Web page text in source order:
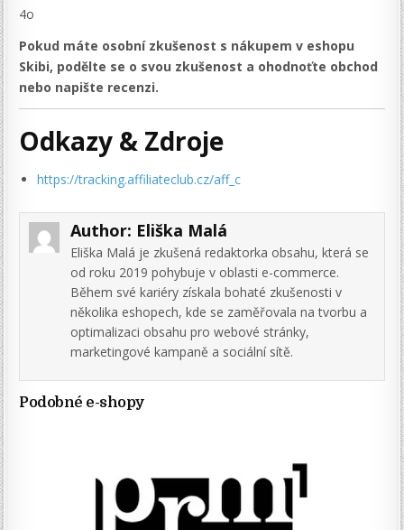
4o
Pokud máte osobní zkušenost s nákupem v eshopu
Skibi, podělte se o svou zkušenost a ohodnoťte obchod
nebo napište recenzi.
Odkazy & Zdroje
https://tracking.affiliateclub.cz/aff_c
Author: Eliška Malá
Eliška Malá je zkušená redaktorka obsahu, která se
od roku 2019 pohybuje v oblasti e-commerce.
Během své kariéry získala bohaté zkušenosti v
několika eshopech, kde se zaměřovala na tvorbu a
optimalizaci obsahu pro webové stránky,
marketingové kampaně a sociální sítě.
Podobné e-shopy